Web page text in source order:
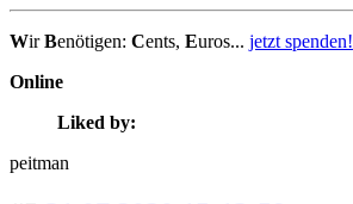
WirBenötigen: Cents, Euros... jetzt spenden!
Online
Liked by:
peitman